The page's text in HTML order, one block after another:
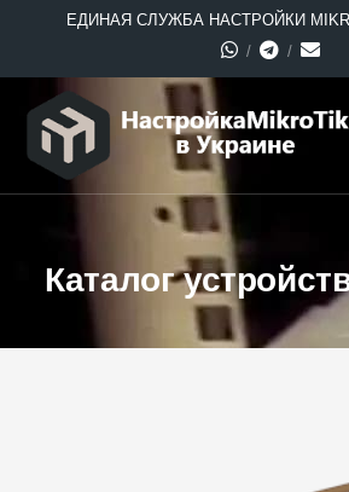
ЕДИНАЯ СЛУЖБА НАСТРОЙКИ
Каталог